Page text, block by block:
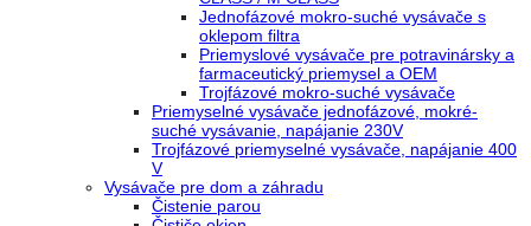
Jednofázové mokro-suché vysávače s
oklepom filtra
Priemyslové vysávače pre potravinársky a
farmaceutický priemysel a OEM
Trojfázové mokro-suché vysávače
Priemyselné vysávače jednofázové, mokré-
suché vysávanie, napájanie 230V
Trojfázové priemyselné vysávače, napájanie 400
V
Vysávače pre dom a záhradu
Čistenie parou